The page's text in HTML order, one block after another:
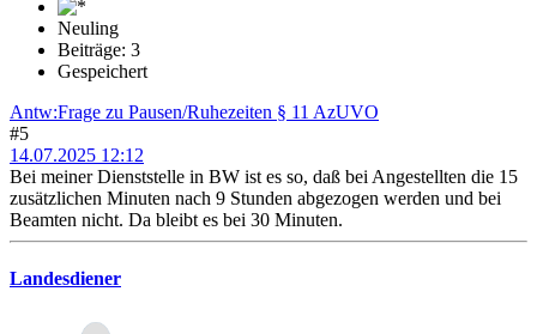
Neuling
Beiträge: 3
Gespeichert
Antw:Frage zu Pausen/Ruhezeiten § 11 AzUVO
#5
14.07.2025 12:12
Bei meiner Dienststelle in BW ist es so, daß bei Angestellten die 15
zusätzlichen Minuten nach 9 Stunden abgezogen werden und bei
Beamten nicht. Da bleibt es bei 30 Minuten.
Landesdiener